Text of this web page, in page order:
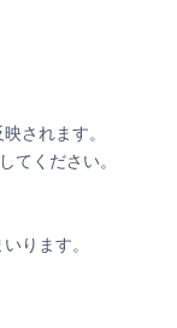
されます。
てください。
ります。